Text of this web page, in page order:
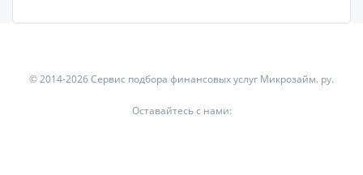
© 2014-2026 Сервис подбора финансовых услуг Микрозайм. ру.
Оставайтесь с нами: